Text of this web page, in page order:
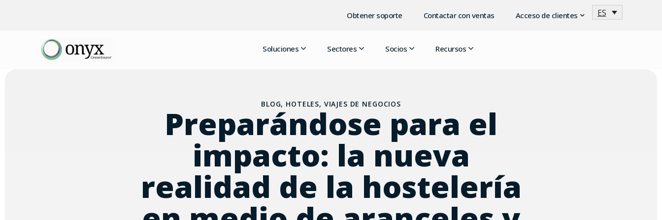
Obtener soporte Contactar con ventas Acceso de clientes ES
Soluciones Sectores Socios Recursos
BLOG, HOTELES, VIAJES DE NEGOCIOS
Preparándose para el
impacto: la nueva
realidad de la hostelería